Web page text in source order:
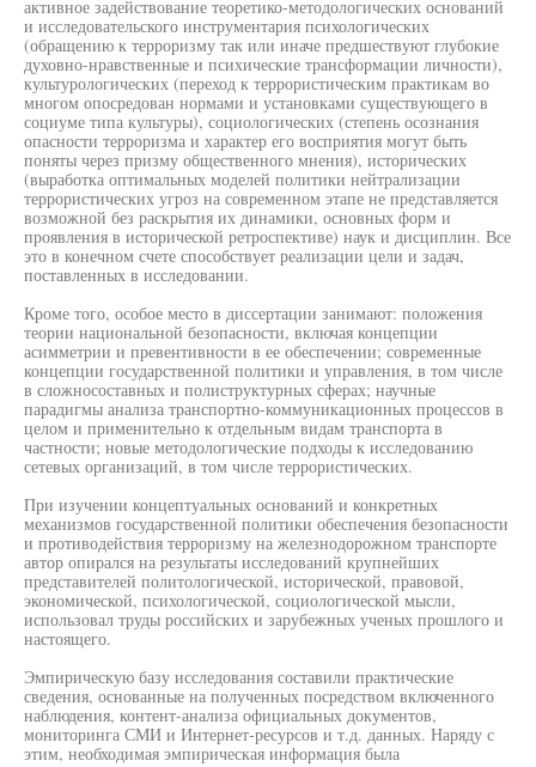
активное задействование теоретико-методологических оснований
и исследовательского инструментария психологических
(обращению к терроризму так или иначе предшествуют глубокие
духовно-нравственные и психические трансформации личности),
культурологических (переход к террористическим практикам во
многом опосредован нормами и установками существующего в
социуме типа культуры), социологических (степень осознания
опасности терроризма и характер его восприятия могут быть
поняты через призму общественного мнения), исторических
(выработка оптимальных моделей политики нейтрализации
террористических угроз на современном этапе не представляется
возможной без раскрытия их динамики, основных форм и
проявления в исторической ретроспективе) наук и дисциплин. Все
это в конечном счете способствует реализации цели и задач,
поставленных в исследовании.
Кроме того, особое место в диссертации занимают: положения
теории национальной безопасности, включая концепции
асимметрии и превентивности в ее обеспечении; современные
концепции государственной политики и управления, в том числе
в сложносоставных и полиструктурных сферах; научные
парадигмы анализа транспортно-коммуникационных процессов в
целом и применительно к отдельным видам транспорта в
частности; новые методологические подходы к исследованию
сетевых организаций, в том числе террористических.
При изучении концептуальных оснований и конкретных
механизмов государственной политики обеспечения безопасности
и противодействия терроризму на железнодорожном транспорте
автор опирался на результаты исследований крупнейших
представителей политологической, исторической, правовой,
экономической, психологической, социологической мысли,
использовал труды российских и зарубежных ученых прошлого и
настоящего.
Эмпирическую базу исследования составили практические
сведения, основанные на полученных посредством включенного
наблюдения, контент-анализа официальных документов,
мониторинга СМИ и Интернет-ресурсов и т.д. данных. Наряду с
этим, необходимая эмпирическая информация была